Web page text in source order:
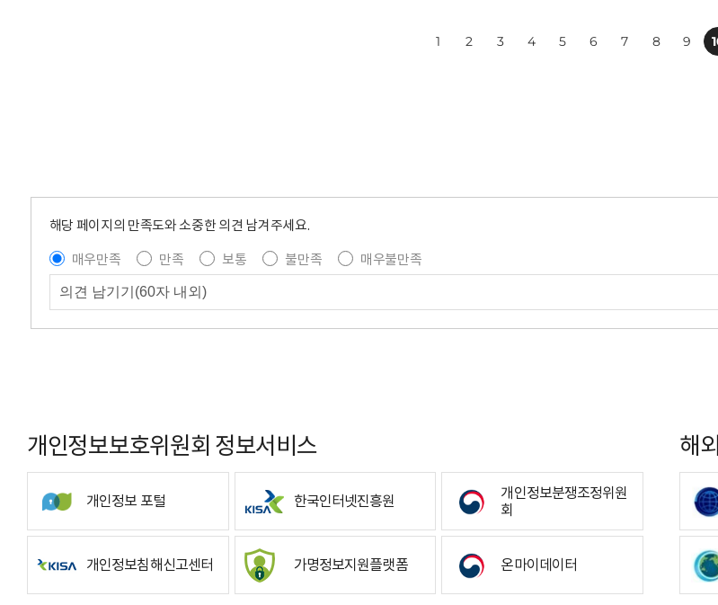
1 2 3 4 5 6 7 8 9
해당 페이지의 만족도와 소중한 의견 남겨주세요.
매우만족
만족 보통 불만족
매우불만족
개인정보보호위원회 정보서비스
개인정보 포털 한국인터넷진흥원
개인정보분쟁조정위원
회
개인정보침해신고센터 가명정보지원플랫폼 온마이데이터
해